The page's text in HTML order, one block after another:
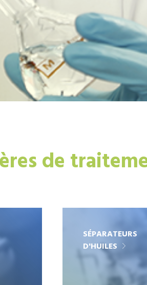
de
SÉPARATEURS
D'HUILES